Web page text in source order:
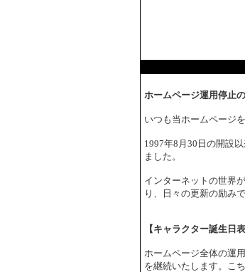
ホームページ運用停止
いつも当ホームページ
1997年8月30日の開設
ました。
インターネットの世界
り、日々の更新の励み
【キャラクター誕生日
ホームページ全体の運
を継続いたします。こ